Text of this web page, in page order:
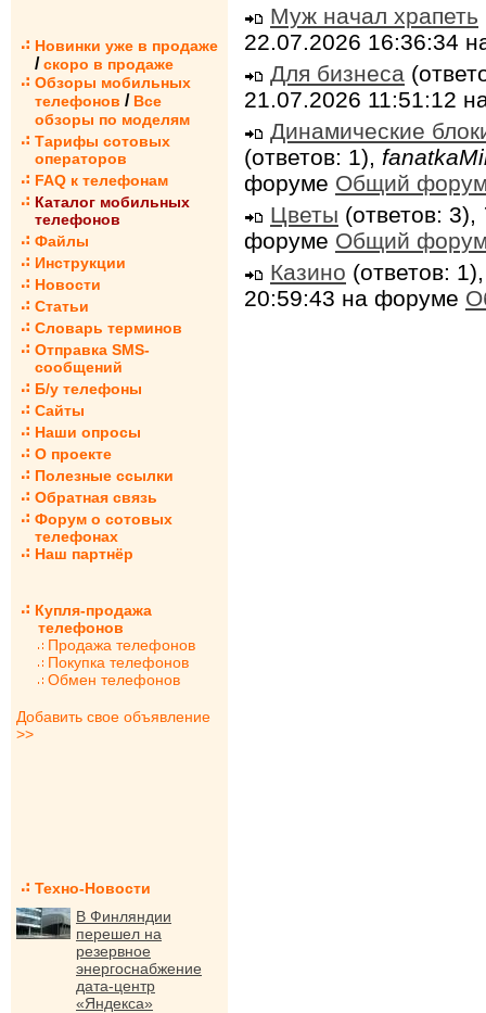
Новинки уже в продаже
/ скоро в продаже
Обзоры мобильных
телефонов / Все
обзоры по моделям
Тарифы сотовых
операторов
FAQ к телефонам
Каталог мобильных
телефонов
Файлы
Инструкции
Новости
Статьи
Словарь терминов
Отправка SMS-
сообщений
Б/у телефоны
Сайты
Наши опросы
О проекте
Полезные ссылки
Обратная связь
Форум о сотовых
телефонах
Наш партнёр
Купля-продажа
телефонов
Продажа телефонов
Покупка телефонов
Обмен телефонов
Добавить свое объявление
>>
Техно-Новости
В Финляндии
перешел на
резервное
энергоснабжение
дата-центр
«Яндекса»
Муж начал храпеть
22.07.2026 16:36:34
Для бизнеса
21.07.2026 11:51:12
Динамические
(ответов: 1),
форуме Общий
Цветы (ответов: 3),
форуме Общий
Казино (ответов:
20:59:43 на форуме